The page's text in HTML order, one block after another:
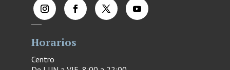
Horarios
Centro